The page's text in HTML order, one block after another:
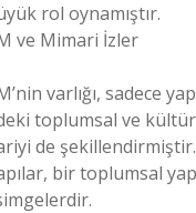
rol oynamıştır.
ve Mimari İzler
varlığı, sadece
toplumsal ve
de
bir toplumsal